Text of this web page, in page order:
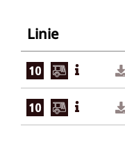
Linie